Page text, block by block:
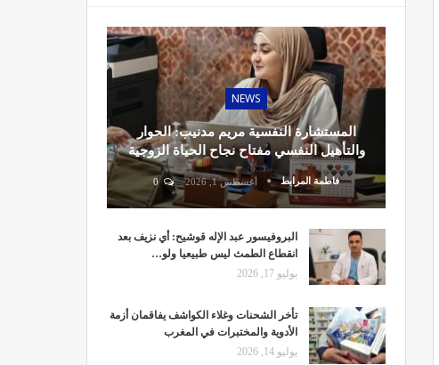
NEWS
المستشارة النفسية مريم مدنيب: الحوار
والتأهيل النفسي مفتاح نجاح الحياة الزوجية
فاطمة المرابط أغسطس 1, 2026 0
البروفيسور عبد الإله قوشيح: أي نزيف بعد
انقطاع الطمث ليس طبيعيا ولو…
يوليو 17, 2026
تأخر الشحنات وغلاء الكواشف يفاقمان أزمة
الأدوية والمختبرات في المغرب
يوليو 14, 2026